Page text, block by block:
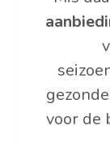
voor de